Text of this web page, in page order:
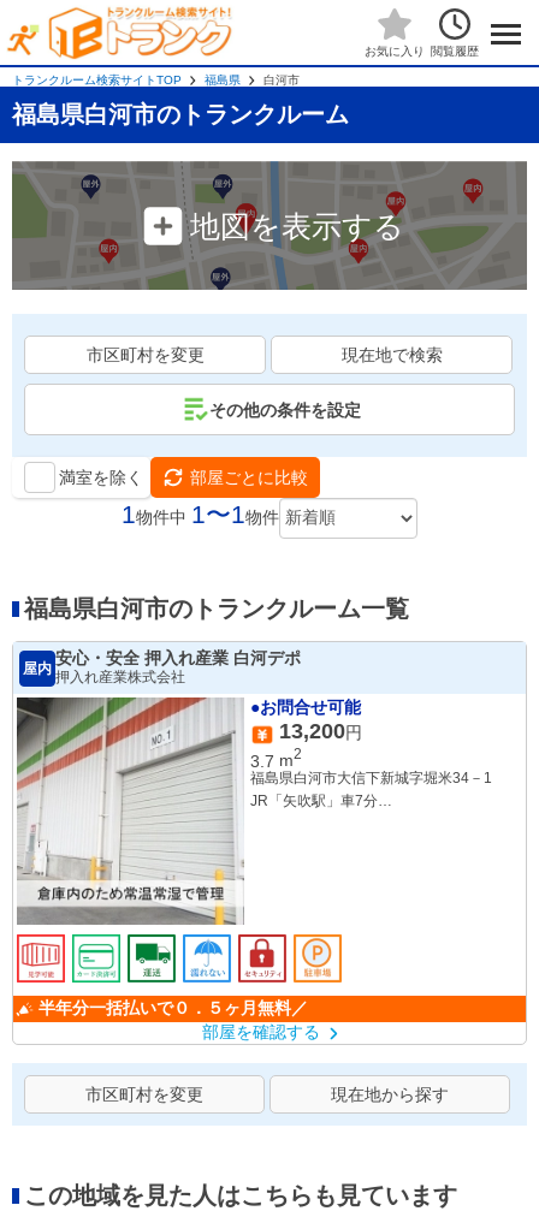
お気に入り 閲覧履歴
トランクルーム検索サイトTOP 福島県 白河市
福島県白河市のトランクルーム
地図を表示する
市区町村を変更 現在地で検索
その他の条件を設定
満室を除く 部屋ごとに比較
1物件中 1〜1物件
福島県白河市のトランクルーム一覧
屋内
安心・安全 押入れ産業 白河デポ
押入れ産業株式会社
●お問合せ可能
13,200円
3.7 m2
福島県白河市大信下新城字堀米34－1
JR「矢吹駅」車7分
半年分一括払いで０．５ヶ月無料／
部屋を確認する
市区町村を変更 現在地から探す
この地域を見た人はこちらも見ています